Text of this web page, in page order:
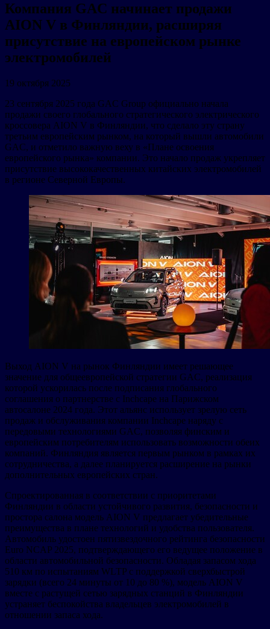
Компания GAC начинает продажи
AION V в Финляндии, расширяя
присутствие на европейском рынке
электромобилей
19 октября 2025
23 сентября 2025 года GAC Group официально начала
продажи своего глобального стратегического электрического
кроссовера AION V в Финляндии, что сделало эту страну
третьим европейским рынком, на который вышли автомобили
GAC, и отметило важную веху в «Плане освоения
европейского рынка» компании. Это начало продаж укрепляет
присутствие высококачественных китайских электромобилей
в регионе Северной Европы.
Выход AION V на рынок Финляндии имеет решающее
значение для общеевропейской стратегии GAC, реализация
которой ускорилась после подписания глобального
соглашения о партнерстве с Inchcape на Парижском
автосалоне 2024 года. Этот альянс использует зрелую сеть
продаж и обслуживания компании Inchcape наряду с
передовыми технологиями GAC, позволяя финским и
европейским потребителям использовать возможности обеих
компаний. Финляндия является первым рынком в рамках их
сотрудничества, а далее планируется расширение на рынки
дополнительных европейских стран.
Спроектированная в соответствии с приоритетами
Финляндии в области устойчивого развития, безопасности и
простора салона модель AION V предлагает убедительные
преимущества в плане технологий и удобства пользователя.
Автомобиль удостоен пятизвездочного рейтинга безопасности
Euro NCAP 2025, подтверждающего его ведущее положение в
области автомобильной безопасности. Обладая запасом хода
510 км по испытаниям WLTP с поддержкой сверхбыстрой
зарядки (всего 24 минуты от 10 до 80 %), модель AION V
вместе с растущей сетью зарядных станций в Финляндии
устраняет беспокойства владельцев электромобилей в
отношении запаса хода.